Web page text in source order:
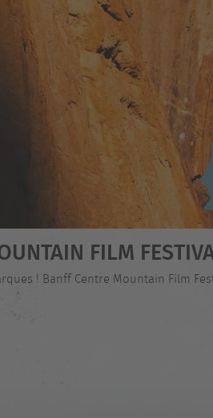
FILM
! Banff Centre Mountain Film